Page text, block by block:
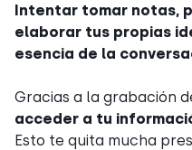
Intentar tomar notas,
elaborar tus propias
esencia de la
Gracias a la grabación
acceder a tu
Esto te quita mucha